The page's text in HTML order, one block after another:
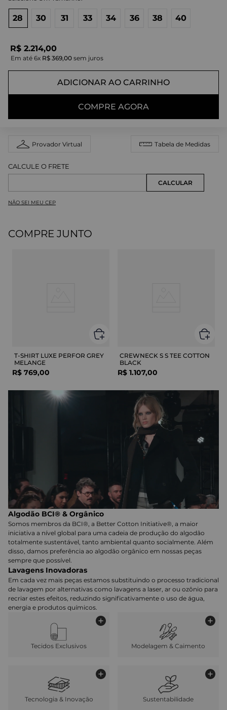
28 30 31 33 34 36 38 40
R$ 2.214,00
Em até 6x R$ 369,00 sem juros
ADICIONAR AO CARRINHO
COMPRE AGORA
Provador Virtual Tabela de Medidas
NÃO SEI MEU CEP
COMPRE JUNTO
T-SHIRT LUXE PERFOR GREY
MELANGE
R$ 769,00
CREWNECK S S TEE COTTON
BLACK
R$ 1.107,00
Algodão BCI® & Orgânico
Somos membros da BCI®, a Better Cotton Initiative®, a maior
iniciativa a nível global para uma cadeia de produção do algodão
totalmente sustentável, tanto ambiental quanto socialmente. Além
disso, damos preferência ao algodão orgânico em nossas peças
sempre que possível.
Lavagens Inovadoras
Em cada vez mais peças estamos substituindo o processo tradicional
de lavagem por alternativas como lavagens a laser, ar ou ozônio para
recriar estes efeitos, reduzindo significativamente o uso de água,
energia e produtos químicos.
Tecidos Exclusivos Modelagem & Caimento
Tecnologia & Inovação Sustentabilidade